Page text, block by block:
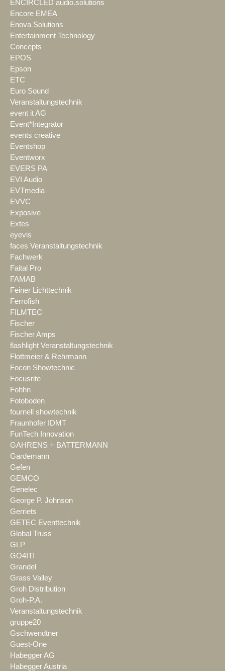
ENCIRCLED audio.solutions
Encore EMEA
Enova Solutions
Entertainment Technology
Concepts
EPOS
Epson
ETC
Euro Sound
Veranstaltungstechnik
event it AG
Event*Integrator
events creative
Eventshop
Eventworx
EVERS PA
EVI Audio
EVTmedia
EVVC
Exposive
Extes
eyevis
faces Veranstaltungstechnik
Fachwerk
Faital Pro
FAMAB
Feiner Lichttechnik
Ferrofish
FILMTEC
Fischer
Fischer Amps
flashlight Veranstaltungstechnik
Flottmeier & Rehrmann
Focon Showtechnic
Focusrite
Fohhn
Fotoboden
fournell showtechnik
Fraunhofer IDMT
FunTech Innovation
GAHRENS + BATTERMANN
Gardemann
Gefen
GEMCO
Genelec
George P. Johnson
Gerriets
GETEC Eventtechnik
Global Truss
GLP
GO4IT!
Grandel
Grass Valley
Groh Distribution
Groh-P.A.
Veranstaltungstechnik
gruppe20
Gschwendtner
Guest-One
Habegger AG
Habegger Austria